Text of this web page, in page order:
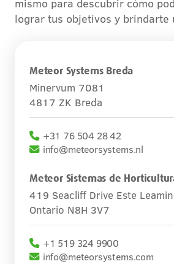
Sobre nosotros
Nuestro equipo
Proyectos y actualizaciones
Carreras
Contacto
mismo para descubrir cómo
lograr tus objetivos y brindarte
Meteor Systems Breda
Minervum 7081
4817 ZK Breda
+31 76 504 28 42
info@meteorsystems.nl
Meteor Sistemas de
419 Seacliff Drive Este
Ontario N8H 3V7
+1 519 324 9900
info@meteorsystems.com